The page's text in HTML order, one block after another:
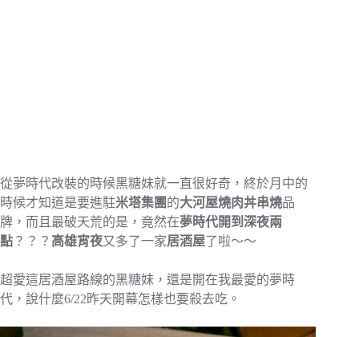
從夢時代改裝的時候黑糖妹就一直很好奇，終於月中的
時候才知道是要進駐米塔集團的大河屋燒肉丼串燒品
牌，而且最破天荒的是，竟然在夢時代開到深夜兩
點 ？？？ 高雄宵夜又多了一家居酒屋了啦～～
超愛這居酒屋路線的黑糖妹，還是開在我最愛的夢時
代，說什麼6/22昨天開幕怎樣也要殺去吃。